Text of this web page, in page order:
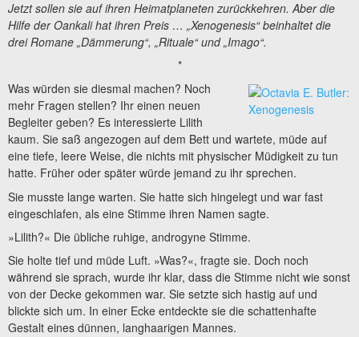
Jetzt sollen sie auf ihren Heimatplaneten zurückkehren. Aber die
Hilfe der Oankali hat ihren Preis … „Xenogenesis“ beinhaltet die
drei Romane „Dämmerung“, „Rituale“ und „Imago“.
*
Was würden sie diesmal machen? Noch
mehr Fragen stellen? Ihr einen neuen
Begleiter geben? Es interessierte Lilith
kaum. Sie saß angezogen auf dem Bett und wartete, müde auf
eine tiefe, leere Weise, die nichts mit physischer Müdigkeit zu tun
hatte. Früher oder später würde jemand zu ihr sprechen.
Sie musste lange warten. Sie hatte sich hingelegt und war fast
eingeschlafen, als eine Stimme ihren Namen sagte.
»Lilith?« Die übliche ruhige, androgyne Stimme.
Sie holte tief und müde Luft. »Was?«, fragte sie. Doch noch
während sie sprach, wurde ihr klar, dass die Stimme nicht wie sonst
von der Decke gekommen war. Sie setzte sich hastig auf und
blickte sich um. In einer Ecke entdeckte sie die schattenhafte
Gestalt eines dünnen, langhaarigen Mannes.